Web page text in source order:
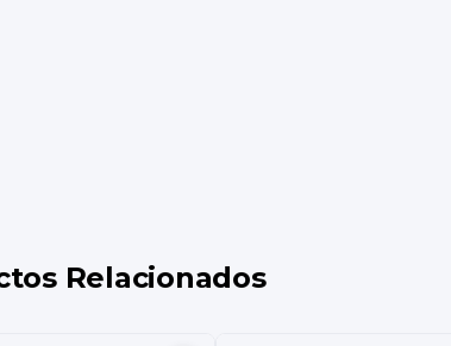
Relacionados